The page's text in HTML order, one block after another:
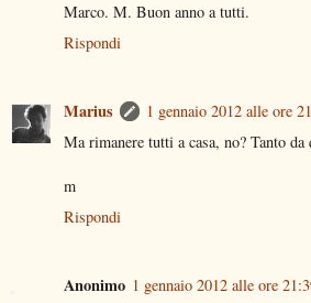
Marco. M. Buon anno a tutti.
Rispondi
Marius
1 gennaio 2012 alle ore
Ma rimanere tutti a casa, no? Tanto
m
Rispondi
Anonimo 1 gennaio 2012 alle ore